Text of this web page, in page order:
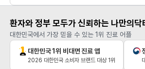
환자와 정부 모두가 신뢰하는 나만의닥
대한민국에서 가장 믿을 수 있는 1위 진료 어플
대한민국 1위 비대면 진료 앱
2026 대한민국 소비자 브랜드 대상 1위